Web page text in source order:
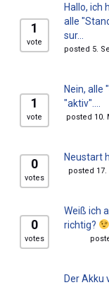
1
vote
Hallo, ich
alle
sur...
posted 5.
1
vote
Nein,
"aktiv"....
posted 10.
0
votes
Neustart
posted 17.
0
votes
Weiß ich
richtig?
Der Akku